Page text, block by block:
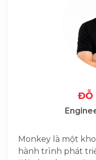
ĐỖ
Monkey là một
hành trình phát